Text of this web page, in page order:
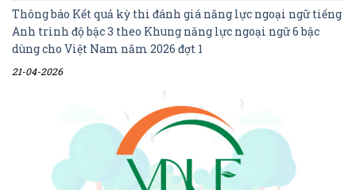
Thông báo Kết quả kỳ thi đánh giá năng lực ngoại ngữ tiếng
Anh trình độ bậc 3 theo Khung năng lực ngoại ngữ 6 bậc
dùng cho Việt Nam năm 2026 đợt 1
21-04-2026